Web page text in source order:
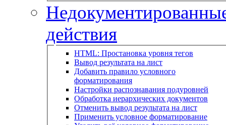
действия
HTML: Простановка уровня тегов
Вывод результата на лист
Добавить правило условного
форматирования
Настройки распознавания подуровней
Обработка иерархических документов
Отменить вывод результата на лист
Применить условное форматирование